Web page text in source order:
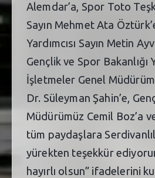
Alemdar’a, Spor Toto
Sayın Mehmet Ata
Yardımcısı Sayın Metin
Gençlik ve Spor Bakanlığı
İşletmeler Genel
Dr. Süleyman Şahin’e,
Müdürümüz Cemil Boz’a
tüm paydaşlara
yürekten teşekkür
hayırlı olsun” ifadelerini